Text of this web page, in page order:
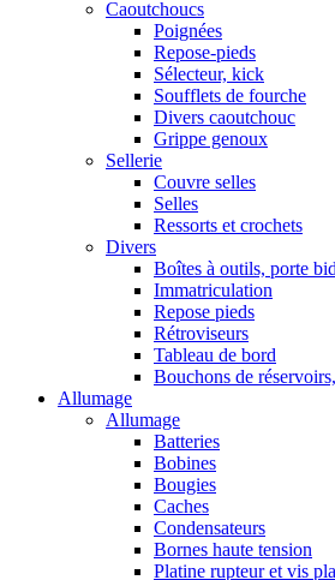
Caoutchoucs
Poignées
Repose-pieds
Sélecteur, kick
Soufflets de fourche
Divers caoutchouc
Grippe genoux
Sellerie
Couvre selles
Selles
Ressorts et crochets
Divers
Boîtes à outils, porte
Immatriculation
Repose pieds
Rétroviseurs
Tableau de bord
Bouchons de
Allumage
Allumage
Batteries
Bobines
Bougies
Caches
Condensateurs
Bornes haute tension
Platine rupteur et vis